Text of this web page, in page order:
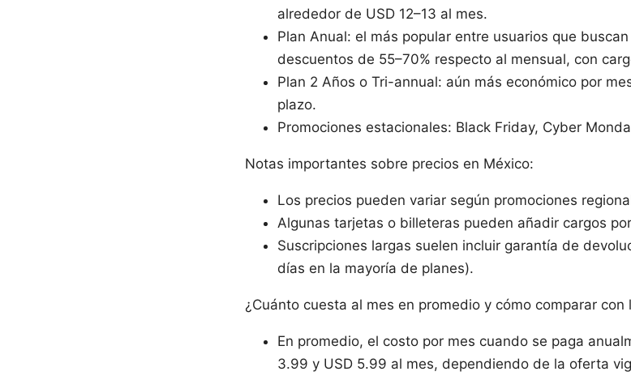
alrededor de USD 12–13 al mes.
Plan Anual: el más popular entre usuarios que
descuentos de 55–70% respecto al mensual, con
Plan 2 Años o Tri-annual: aún más económico por
plazo.
Promociones estacionales: Black Friday, Cyber
Notas importantes sobre precios en México:
Los precios pueden variar según promociones
Algunas tarjetas o billeteras pueden añadir cargos
Suscripciones largas suelen incluir garantía de
días en la mayoría de planes).
¿Cuánto cuesta al mes en promedio y cómo comparar con
En promedio, el costo por mes cuando se paga
3.99 y USD 5.99 al mes, dependiendo de la oferta